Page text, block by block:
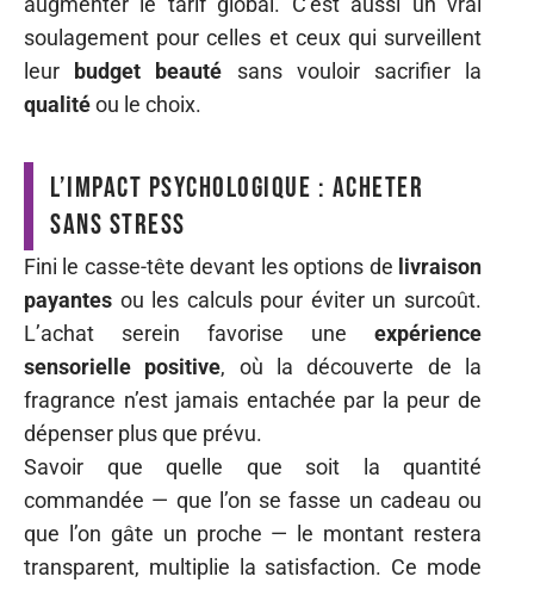
soulagement pour celles et ceux qui surveillent
leur
budget beauté sans vouloir sacrifier la
qualitéou le choix.
L’impact psychologique : acheter
sans stress
Fini le casse-tête devant les options de livraison
payantes ou les calculs pour éviter un surcoût.
L’achat serein favorise une expérience
sensorielle positive, où la découverte de la
fragrance n’est jamais entachée par la peur de
dépenser plus que prévu.
Savoir que quelle que soit la quantité
commandée — que l’on se fasse un cadeau ou
que l’on gâte un proche — le montant restera
transparent, multiplie la satisfaction. Ce mode